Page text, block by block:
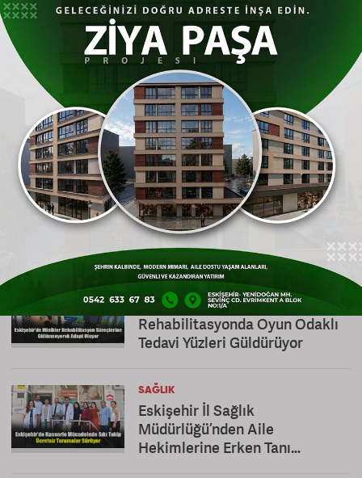
okuryazarlığının artırılması ve bebek
sağlığına yönelik doğru bilgilere ulaşması
amaçlanıyor.
Gönderen: journal
YORUM YAZ
Bu habere yorumlar
ESKIŞEHIR SAĞLIK HABERLERI
SAĞLIK
“İyi ki Gelmişim”: Pediatrik
Rehabilitasyonda Oyun Odaklı
Tedavi Yüzleri Güldürüyor
SAĞLIK
Eskişehir İl Sağlık
Müdürlüğü’nden Aile
Hekimlerine Erken Tanı